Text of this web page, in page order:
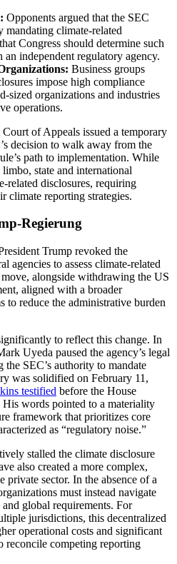
Opponents argued that the SEC
mandating climate-related
Congress should determine such
an independent regulatory agency.
Business groups
impose high compliance
sized organizations and industries
operations.
of Appeals issued a temporary
decision to walk away from the
path to implementation. While
state and international
related disclosures, requiring
climate reporting strategies.
Regierung
Trump revoked the
agencies to assess climate-related
alongside withdrawing the US
aligned with a broader
to reduce the administrative burden
to reflect this change. In
Uyeda paused the agency’s legal
SEC’s authority to mandate
was solidified on February 11,
testified before the House
words pointed to a materiality
framework that prioritizes core
as “regulatory noise.”
stalled the climate disclosure
also created a more complex,
private sector. In the absence of a
must instead navigate
global requirements. For
jurisdictions, this decentralized
operational costs and significant
reconcile competing reporting